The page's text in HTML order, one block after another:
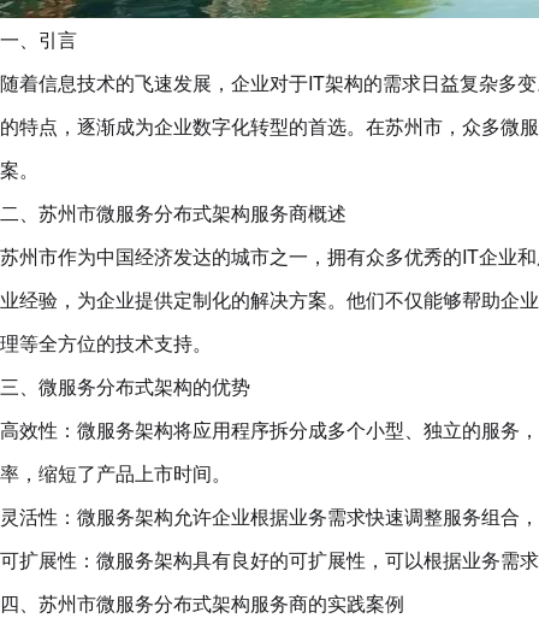
一、引言
随着信息技术的飞速发展，企业对于IT架构的需求日益复杂多
的特点，逐渐成为企业数字化转型的首选。在苏州市，众多微
案。
二、苏州市微服务分布式架构服务商概述
苏州市作为中国经济发达的城市之一，拥有众多优秀的IT企业
业经验，为企业提供定制化的解决方案。他们不仅能够帮助企
理等全方位的技术支持。
三、微服务分布式架构的优势
高效性：微服务架构将应用程序拆分成多个小型、独立的服务
率，缩短了产品上市时间。
灵活性：微服务架构允许企业根据业务需求快速调整服务组合
可扩展性：微服务架构具有良好的可扩展性，可以根据业务需
四、苏州市微服务分布式架构服务商的实践案例